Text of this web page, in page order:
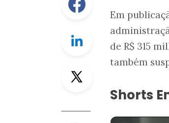
Linkedin
Twitter
Em
de R$ 315
também
Shorts